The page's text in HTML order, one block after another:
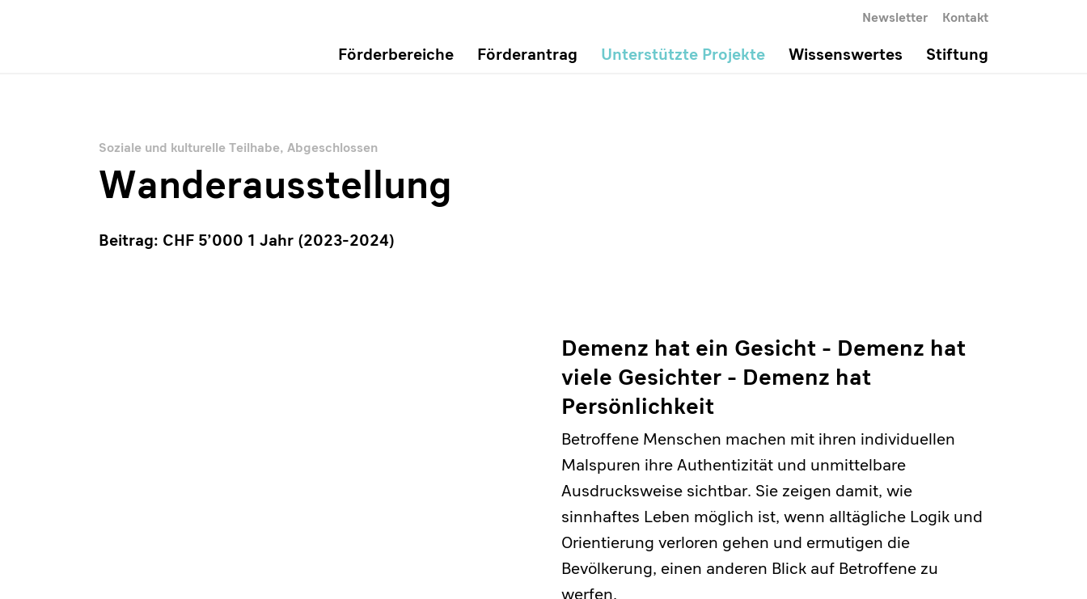
Förderbereiche Förderantrag Unterstützte Projekte Wissenswertes Stiftung
Newsletter Kontakt
Soziale und kulturelle Teilhabe, Abgeschlossen
Wanderausstellung
Beitrag: CHF 5’000 1 Jahr (2023-2024)
Demenz hat ein Gesicht - Demenz hat
viele Gesichter - Demenz hat
Persönlichkeit
Betroffene Menschen machen mit ihren individuellen
Malspuren ihre Authentizität und unmittelbare
Ausdrucksweise sichtbar. Sie zeigen damit, wie
sinnhaftes Leben möglich ist, wenn alltägliche Logik und
Orientierung verloren gehen und ermutigen die
Bevölkerung, einen anderen Blick auf Betroffene zu
werfen.